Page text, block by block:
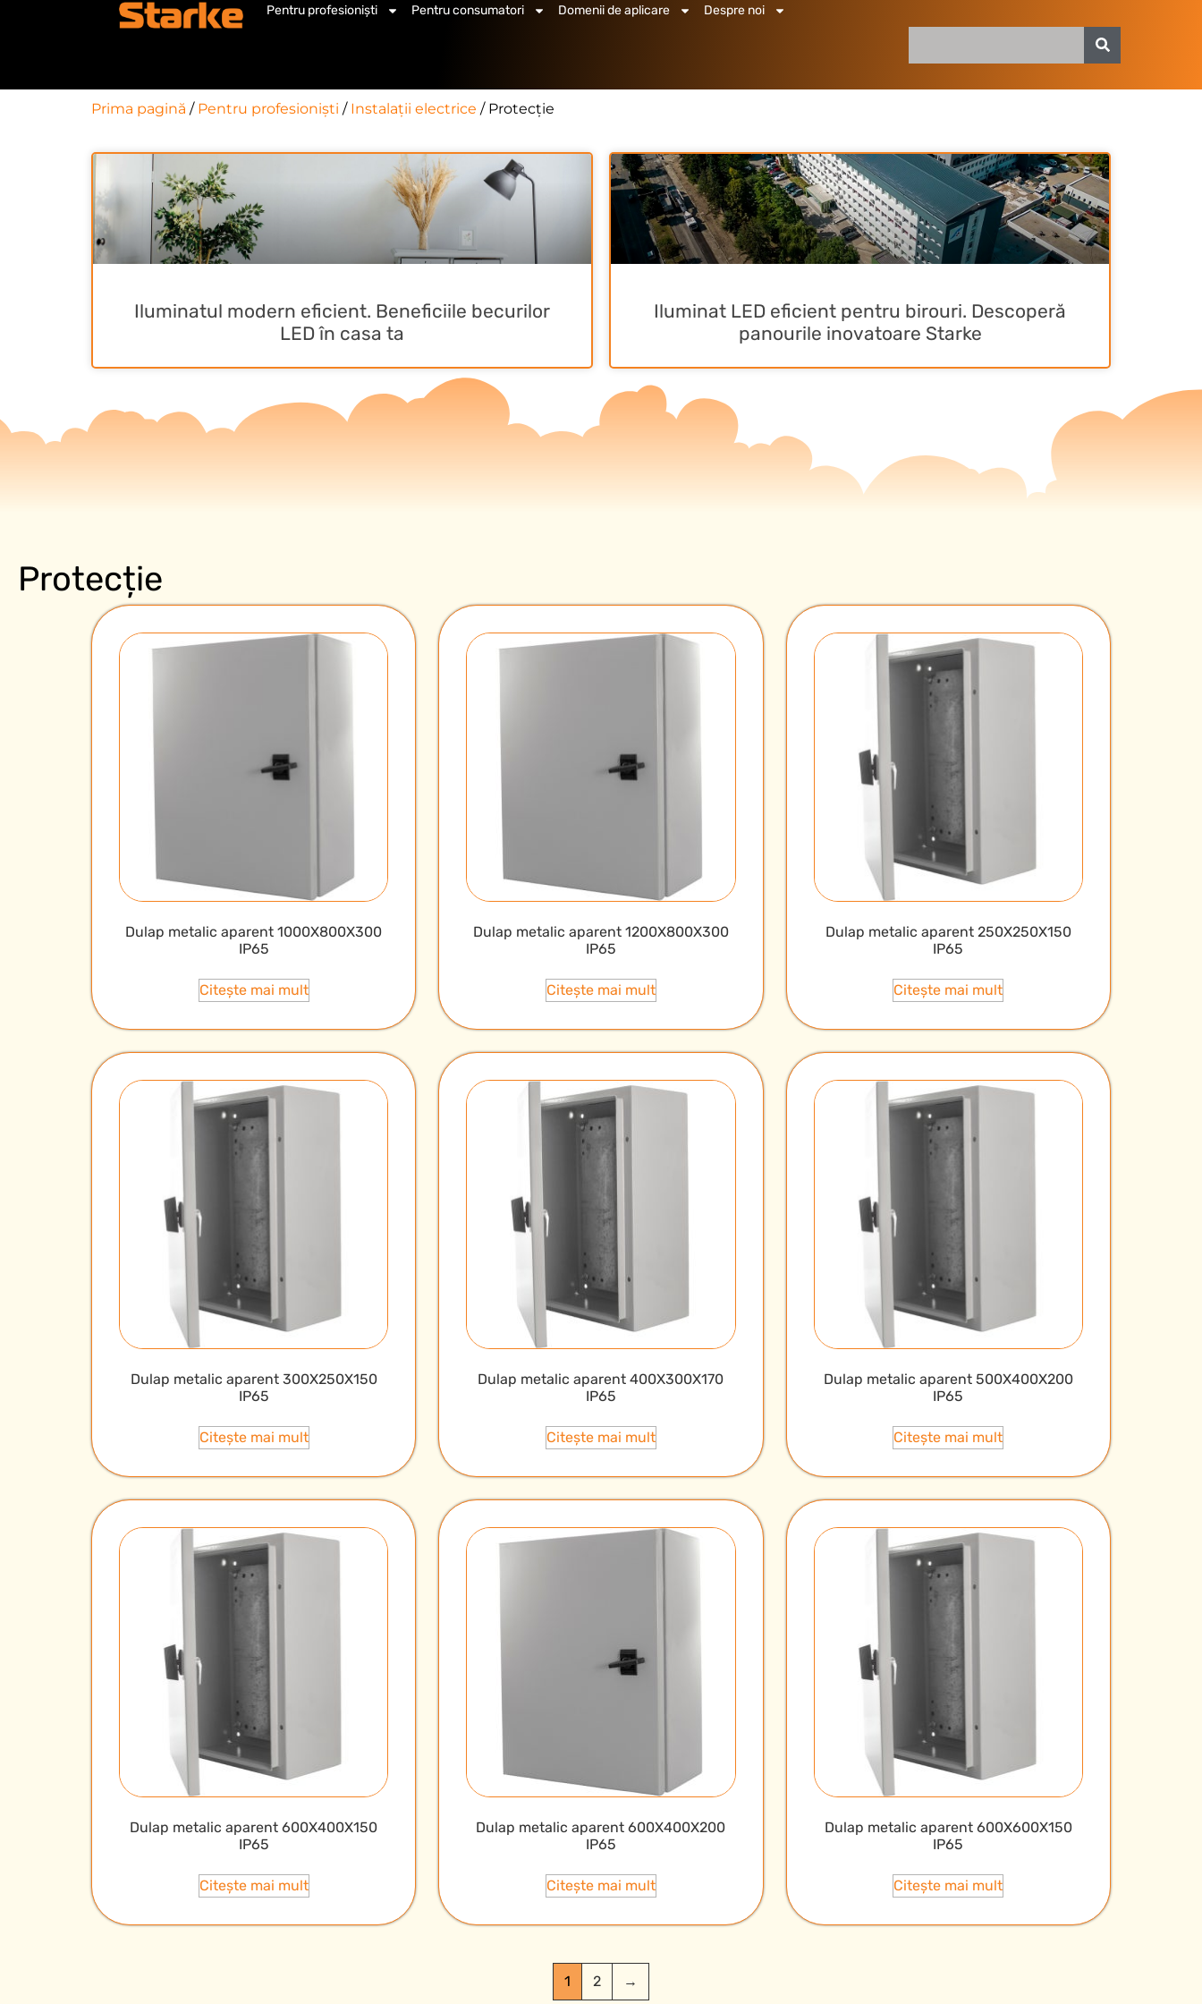
Pentru profesioniști Pentru consumatori Domenii de aplicare Despre noi
Prima pagină / Pentru profesioniști / Instalații electrice / Protecție
Iluminatul modern eficient. Beneficiile becurilor
LED în casa ta
Iluminat LED eficient pentru birouri. Descoperă
panourile inovatoare Starke
Protecție
Dulap metalic aparent 1000X800X300
IP65
Citește mai mult
Dulap metalic aparent 1200X800X300
IP65
Citește mai mult
Dulap metalic aparent 250X250X150
IP65
Citește mai mult
Dulap metalic aparent 300X250X150
IP65
Citește mai mult
Dulap metalic aparent 400X300X170
IP65
Citește mai mult
Dulap metalic aparent 500X400X200
IP65
Citește mai mult
Dulap metalic aparent 600X400X150
IP65
Citește mai mult
Dulap metalic aparent 600X400X200
IP65
Citește mai mult
Dulap metalic aparent 600X600X150
IP65
Citește mai mult
1 2 →